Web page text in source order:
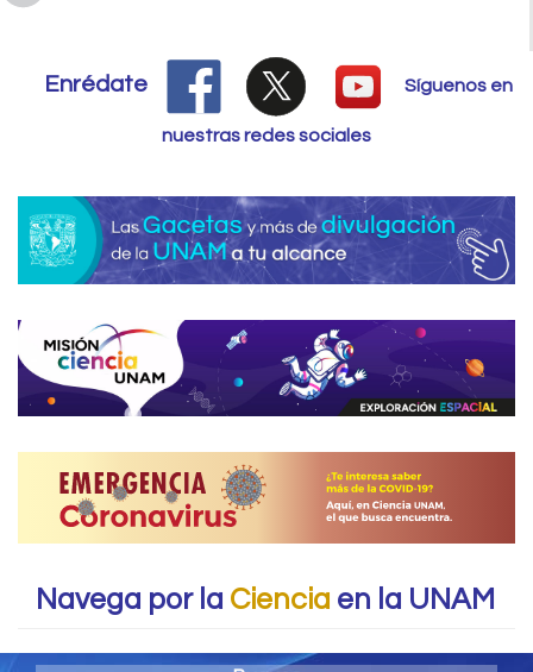
Enrédate Síguenos en
nuestras redes sociales
Navega por la Ciencia en la UNAM